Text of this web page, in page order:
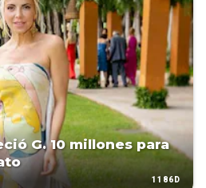
G. 10 millones para
1186D